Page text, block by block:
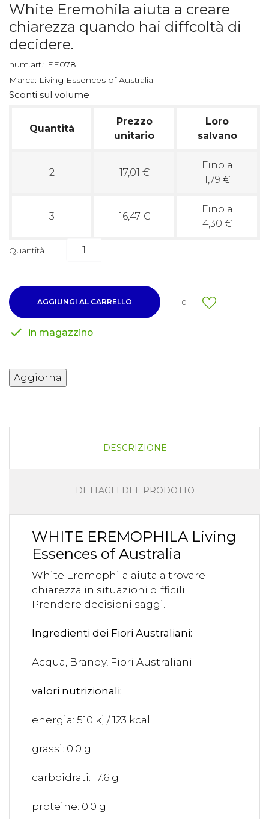
White Eremohila aiuta a creare
chiarezza quando hai diffcoltà di
decidere.
num.art.: EE078
Marca: Living Essences of Australia
Sconti sul volume
Quantità
Prezzo
unitario
Loro
salvano
2 17,01 €
Fino a
1,79 €
3 16,47 €
Fino a
4,30 €
Quantità
AGGIUNGI AL CARRELLO 0
 in magazzino
DESCRIZIONE
DETTAGLI DEL PRODOTTO
WHITE EREMOPHILA Living
Essences of Australia
White Eremophila aiuta a trovare
chiarezza in situazioni difficili.
Prendere decisioni saggi.
Ingredienti dei Fiori Australiani:
Acqua, Brandy, Fiori Australiani
valori nutrizionali:
energia: 510 kj / 123 kcal
grassi: 0.0 g
carboidrati: 17.6 g
proteine: 0.0 g